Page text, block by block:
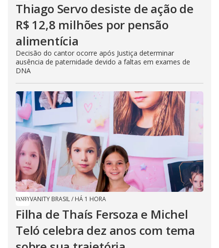
Thiago Servo desiste de ação de
R$ 12,8 milhões por pensão
alimentícia
Decisão do cantor ocorre após Justiça determinar
ausência de paternidade devido a faltas em exames de
DNA
VANITY BRASIL/ HÁ 1 HORA
Filha de Thaís Fersoza e Michel
Teló celebra dez anos com tema